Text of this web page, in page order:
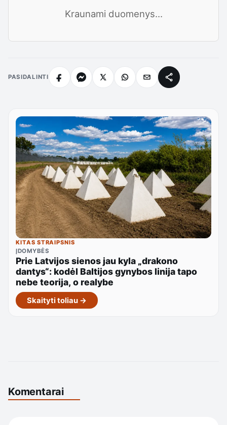
Kraunami duomenys...
PASIDALINTI
KITAS STRAIPSNIS
ĮDOMYBĖS
Prie Latvijos sienos jau kyla „drakono
dantys“: kodėl Baltijos gynybos linija tapo
nebe teorija, o realybe
Skaityti toliau →
Komentarai